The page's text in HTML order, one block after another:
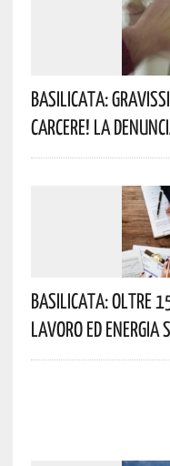
Basilicata:
Carcere! La
Basilicata: Oltre
Lavoro Ed